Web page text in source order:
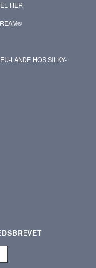
HER
LANDE HOS SILKY-